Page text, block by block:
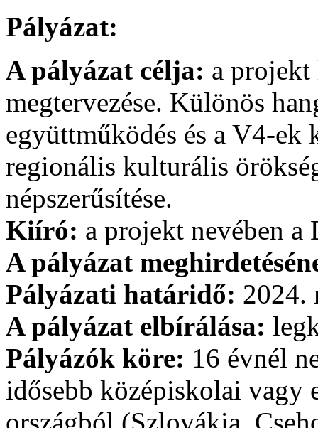
Pályázat:
A pályázat célja: a projekt
megtervezése. Különös
együttműködés és a V4-
regionális kulturális
népszerűsítése.
Kiíró: a projekt nevében a
A pályázat
Pályázati határidő: 2024.
A pályázat elbírálása:
Pályázók köre: 16 évnél
idősebb középiskolai vagy